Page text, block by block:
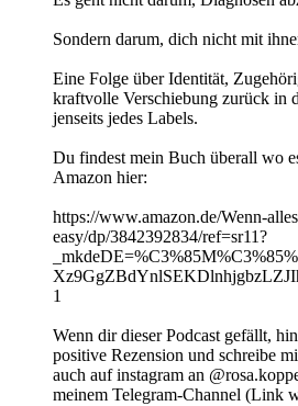
Sondern darum, dich nicht mit
Eine Folge über Identität,
kraftvolle Verschiebung zurück in
jenseits jedes Labels.
Du findest mein Buch überall wo
Amazon hier:
https://www.amazon.de/Wenn-
easy/dp/3842392834/ref=sr11?
1
Wenn dir dieser Podcast gefällt,
positive Rezension und schreibe
auch auf instagram an
meinem Telegram-Channel (Link